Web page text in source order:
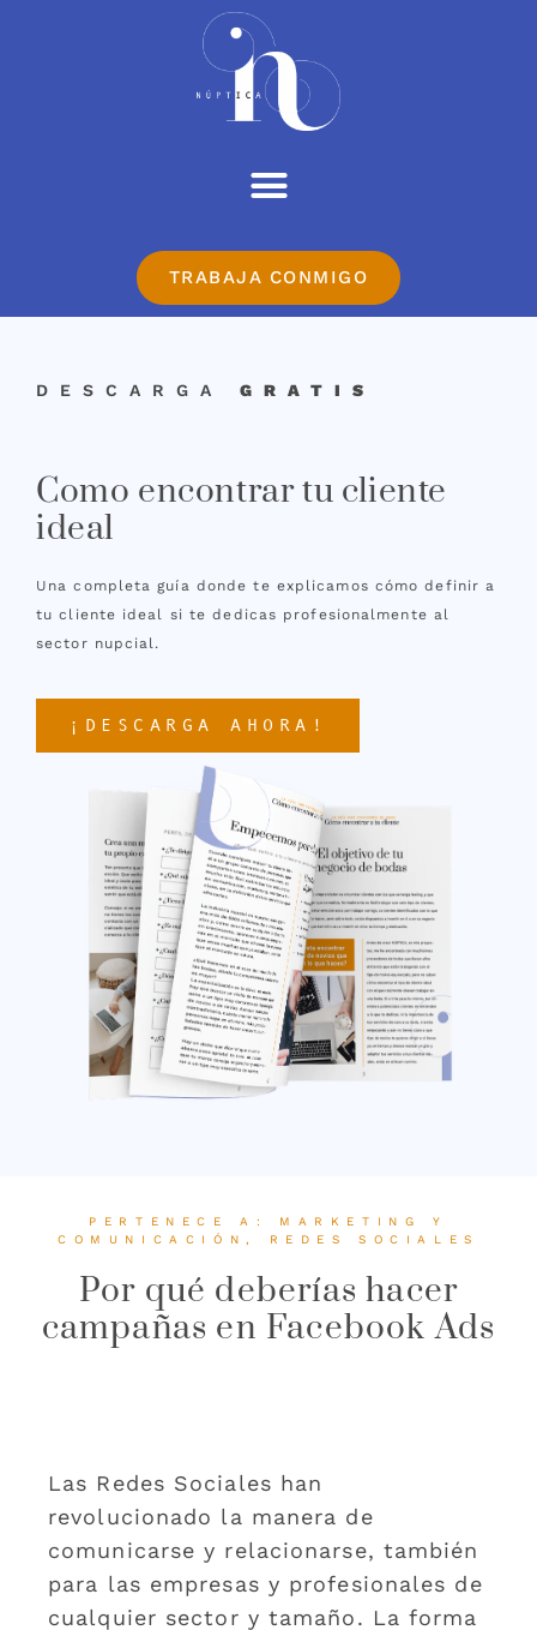
TRABAJA CONMIGO
DESCARGA GRATIS
Como encontrar tu cliente
ideal
Una completa guía donde te explicamos cómo definir a
tu cliente ideal si te dedicas profesionalmente al
sector nupcial.
¡DESCARGA AHORA!
PERTENECE A: MARKETING Y
COMUNICACIÓN, REDES SOCIALES
Por qué deberías hacer
campañas en Facebook Ads
Las Redes Sociales han
revolucionado la manera de
comunicarse y relacionarse, también
para las empresas y profesionales de
cualquier sector y tamaño. La forma